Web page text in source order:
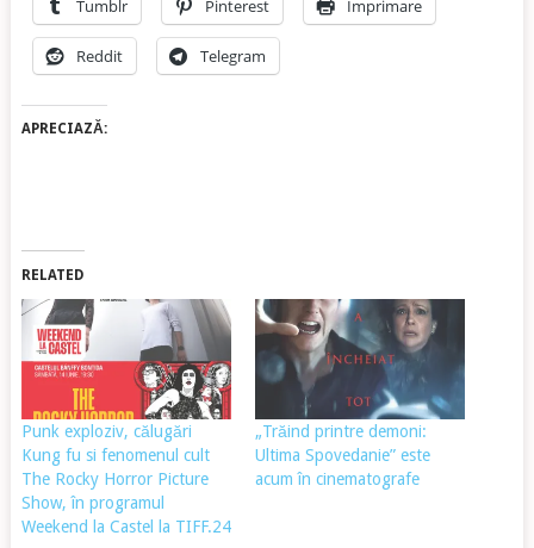
Tumblr Pinterest Imprimare
Reddit Telegram
APRECIAZĂ:
RELATED
Punk exploziv, călugări
Kung fu si fenomenul cult
The Rocky Horror Picture
Show, în programul
Weekend la Castel la TIFF.24
„Trăind printre demoni:
Ultima Spovedanie” este
acum în cinematografe